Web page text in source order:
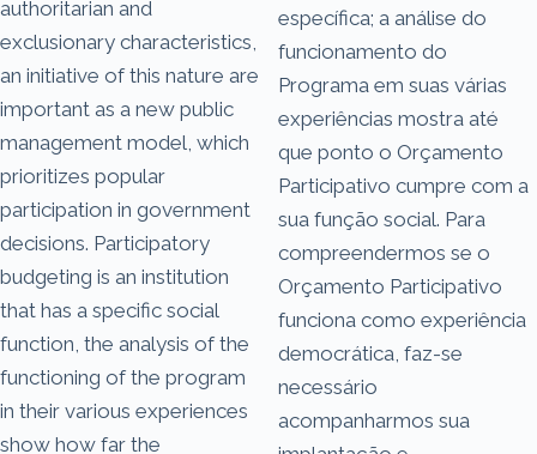
authoritarian and
exclusionary characteristics,
an initiative of this nature are
important as a new public
management model, which
prioritizes popular
participation in government
decisions. Participatory
budgeting is an institution
that has a specific social
function, the analysis of the
functioning of the program
in their various experiences
show how far the
específica; a análise do
funcionamento do
Programa em suas várias
experiências mostra até
que ponto o Orçamento
Participativo cumpre com a
sua função social. Para
compreendermos se o
Orçamento Participativo
funciona como experiência
democrática, faz-se
necessário
acompanharmos sua